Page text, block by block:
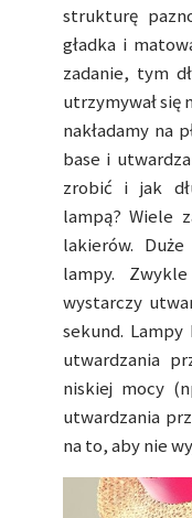
strukturę
gładka i
zadanie, tym
utrzymywał się
nakładamy na
base i
zrobić i jak
lampą? Wiele
lakierów.
lampy.
wystarczy
sekund. Lampy
utwardzania
niskiej mocy
utwardzania
na to, aby nie